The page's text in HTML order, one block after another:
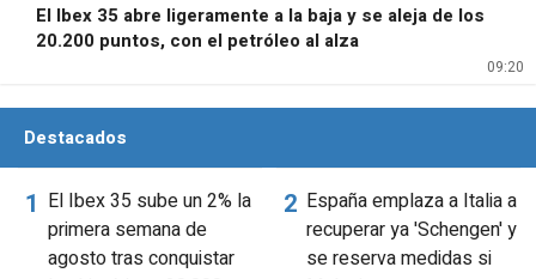
09:20
El Ibex 35 abre ligeramente a la baja y se aleja de los
20.200 puntos, con el petróleo al alza
Destacados
El Ibex 35 sube un 2% la
primera semana de
agosto tras conquistar
España emplaza a Italia a
recuperar ya 'Schengen' y
se reserva medidas si